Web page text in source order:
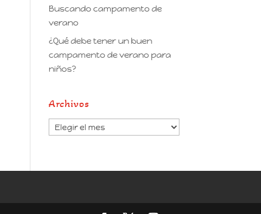
Buscando campamento de
verano
¿Qué debe tener un buen
campamento de verano para
niños?
Archivos
Archivos